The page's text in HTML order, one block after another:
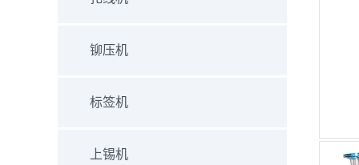
铆压机
标签机
上锡机